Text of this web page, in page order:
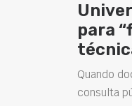
para
Quando
consulta